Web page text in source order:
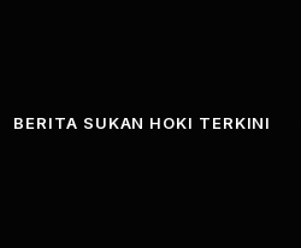
BERITA SUKAN HOKI TERKINI